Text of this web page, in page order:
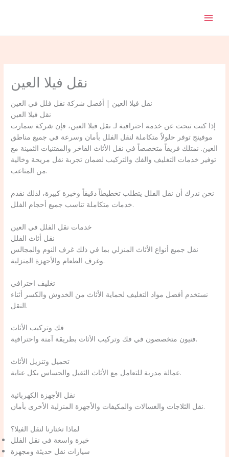
نقل فيلا العين
نقل فيلا العين | أفضل شركة نقل فلل في العين
نقل فيلا العين
إذا كنت تبحث عن خدمة احترافية لـ نقل فيلا العين، فإن شركة سمارت
موفينج توفر حلولاً متكاملة لنقل الفلل بأمان وسرعة في جميع مناطق
العين. نمتلك فريقاً متخصصاً في نقل الأثاث الفاخر والمقتنيات الثمينة مع
توفير خدمات التغليف والفك والتركيب لضمان تجربة نقل مريحة وخالية
من المتاعب.
نحن ندرك أن نقل الفلل يتطلب تخطيطاً دقيقاً وخبرة كبيرة، لذلك نقدم
خدمات متكاملة تناسب جميع أحجام الفلل.
خدمات نقل الفلل في العين
نقل أثاث الفلل
نقل جميع أنواع الأثاث المنزلي بما في ذلك غرف النوم والمجالس
وغرف الطعام والأجهزة المنزلية.
تغليف احترافي
نستخدم أفضل مواد التغليف لحماية الأثاث من الخدوش والكسر أثناء
النقل.
فك وتركيب الأثاث
فنيون متخصصون في فك وتركيب الأثاث بطريقة آمنة واحترافية.
تحميل وتنزيل الأثاث
عمالة مدربة للتعامل مع الأثاث الثقيل والحساس بكل عناية.
نقل الأجهزة الكهربائية
نقل الثلاجات والغسالات والمكيفات والأجهزة المنزلية الأخرى بأمان.
لماذا تختارنا لنقل الفيلا؟
خبرة واسعة في نقل الفلل
سيارات نقل حديثة ومجهزة